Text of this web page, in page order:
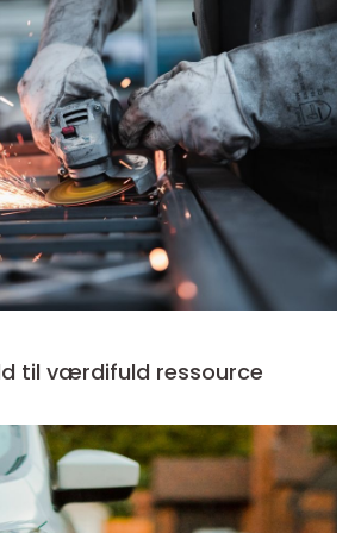
til værdifuld ressource